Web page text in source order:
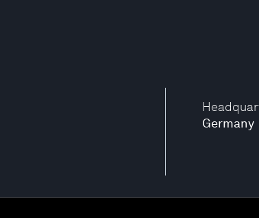
Germany